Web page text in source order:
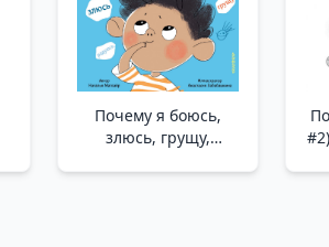
Почему я боюсь,
злюсь, грущу,